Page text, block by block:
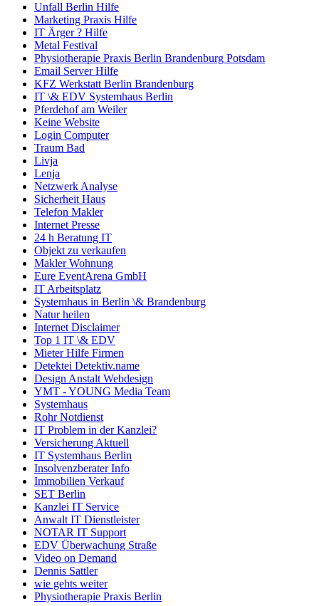
Unfall Berlin Hilfe
Marketing Praxis Hilfe
IT Ärger ? Hilfe
Metal Festival
Physiotherapie Praxis Berlin Brandenburg Potsdam
Email Server Hilfe
KFZ Werkstatt Berlin Brandenburg
IT \& EDV Systemhaus Berlin
Pferdehof am Weiler
Keine Website
Login Computer
Traum Bad
Livja
Lenja
Netzwerk Analyse
Sicherheit Haus
Telefon Makler
Internet Presse
24 h Beratung IT
Objekt zu verkaufen
Makler Wohnung
Eure EventArena GmbH
IT Arbeitsplatz
Systemhaus in Berlin \& Brandenburg
Natur heilen
Internet Disclaimer
Top 1 IT \& EDV
Mieter Hilfe Firmen
Detektei Detektiv.name
Design Anstalt Webdesign
YMT - YOUNG Media Team
Systemhaus
Rohr Notdienst
IT Problem in der Kanzlei?
Versicherung Aktuell
IT Systemhaus Berlin
Insolvenzberater Info
Immobilien Verkauf
SET Berlin
Kanzlei IT Service
Anwalt IT Dienstleister
NOTAR IT Support
EDV Überwachung Straße
Video on Demand
Dennis Sattler
wie gehts weiter
Physiotherapie Praxis Berlin